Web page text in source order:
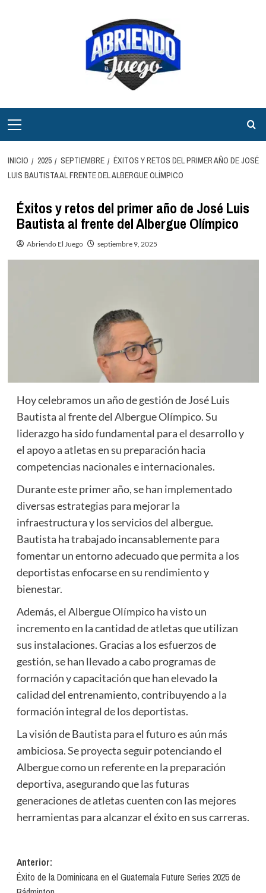
principal
INICIO 2025 SEPTIEMBRE
ÉXITOS Y RETOS DEL PRIMER AÑO DE JOSÉ
LUIS BAUTISTA AL FRENTE DEL ALBERGUE OLÍMPICO
Éxitos y retos del primer año de José Luis
Bautista al frente del Albergue Olímpico
Abriendo El Juego septiembre 9, 2025
Hoy celebramos un año de gestión de José Luis
Bautista al frente del Albergue Olímpico. Su
liderazgo ha sido fundamental para el desarrollo y
el apoyo a atletas en su preparación hacia
competencias nacionales e internacionales.
Durante este primer año, se han implementado
diversas estrategias para mejorar la
infraestructura y los servicios del albergue.
Bautista ha trabajado incansablemente para
fomentar un entorno adecuado que permita a los
deportistas enfocarse en su rendimiento y
bienestar.
Además, el Albergue Olímpico ha visto un
incremento en la cantidad de atletas que utilizan
sus instalaciones. Gracias a los esfuerzos de
gestión, se han llevado a cabo programas de
formación y capacitación que han elevado la
calidad del entrenamiento, contribuyendo a la
formación integral de los deportistas.
La visión de Bautista para el futuro es aún más
ambiciosa. Se proyecta seguir potenciando el
Albergue como un referente en la preparación
deportiva, asegurando que las futuras
generaciones de atletas cuenten con las mejores
herramientas para alcanzar el éxito en sus carreras.
Navegación
de
Anterior:
Éxito de la Dominicana en el Guatemala Future Series 2025 de